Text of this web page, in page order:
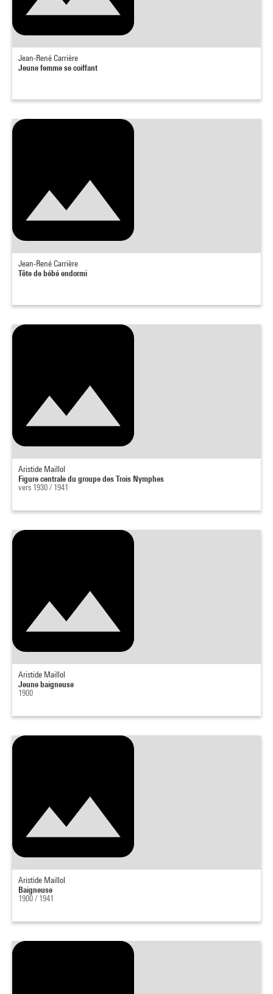
Jean-René Carrière
Jeune femme se coiffant
Jean-René Carrière
Tête de bébé endormi
Aristide Maillol
Figure centrale du groupe des Trois Nymphes
vers 1930 / 1941
Aristide Maillol
Jeune baigneuse
1900
Aristide Maillol
Baigneuse
1900 / 1941